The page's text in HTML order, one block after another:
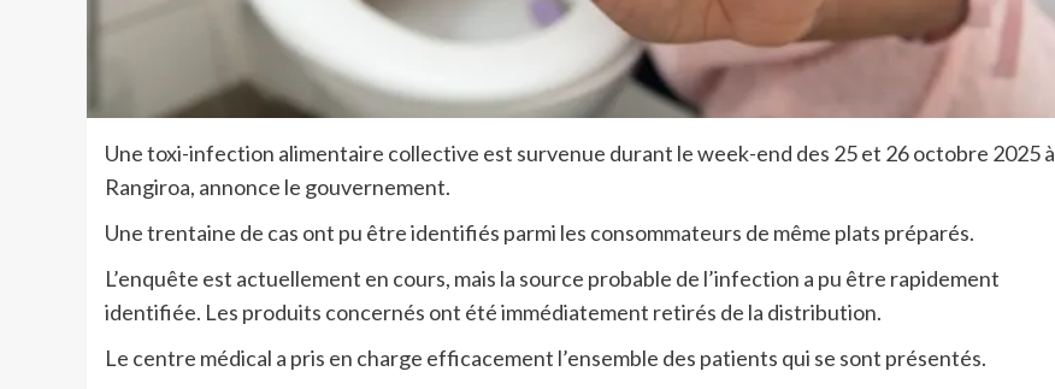
Une toxi-infection alimentaire collective est survenue durant le week-end des 25 et 26 octobre 2025 à
Rangiroa, annonce le gouvernement.
Une trentaine de cas ont pu être identifiés parmi les consommateurs de même plats préparés.
L’enquête est actuellement en cours, mais la source probable de l’infection a pu être rapidement
identifiée. Les produits concernés ont été immédiatement retirés de la distribution.
Le centre médical a pris en charge efficacement l’ensemble des patients qui se sont présentés.